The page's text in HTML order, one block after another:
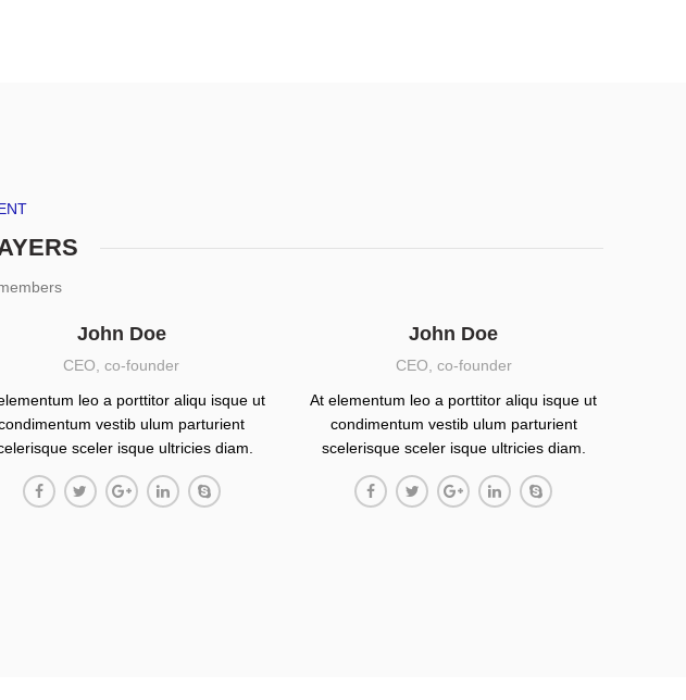
John Doe
CEO, co-founder
leo a porttitor aliqu isque ut
vestib ulum parturient
sceler isque ultricies diam.
John Doe
CEO, co-founder
At elementum leo a porttitor aliqu isque ut
condimentum vestib ulum parturient
scelerisque sceler isque ultricies diam.